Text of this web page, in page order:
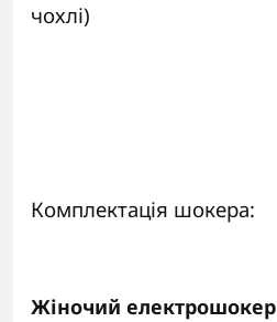
чохлі)
Комплектація шокера:
Жіночий електрошокер